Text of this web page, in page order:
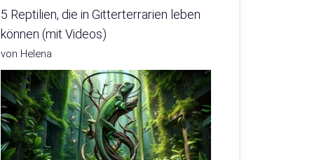
5 Reptilien, die in Gitterterrarien leben
können (mit Videos)
von Helena